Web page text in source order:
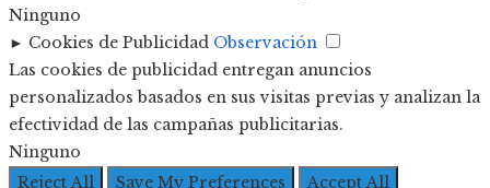
Ninguno
► Cookies de Publicidad Observación
Las cookies de publicidad entregan anuncios
personalizados basados en sus visitas previas y analizan la
efectividad de las campañas publicitarias.
Ninguno
Reject All
Save My Preferences
Accept All